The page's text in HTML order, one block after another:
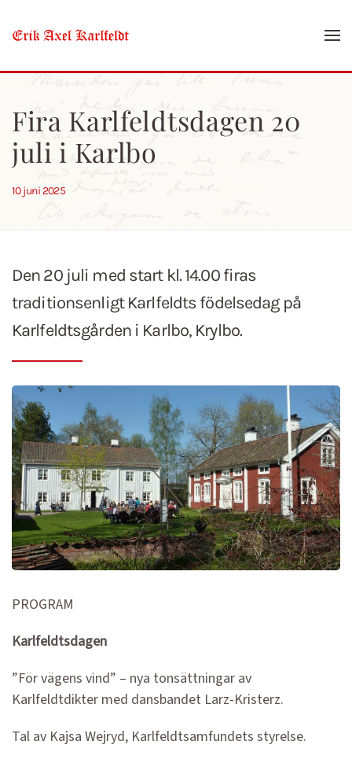
Skip to main content
Fira Karlfeldtsdagen 20
juli i Karlbo
10 juni 2025
Den 20 juli med start kl. 14.00 firas
traditionsenligt Karlfeldts födelsedag på
Karlfeldtsgården i Karlbo, Krylbo.
PROGRAM
Karlfeldtsdagen
”För vägens vind” – nya tonsättningar av
Karlfeldtdikter med dansbandet Larz-Kristerz.
Tal av Kajsa Wejryd, Karlfeldtsamfundets styrelse.